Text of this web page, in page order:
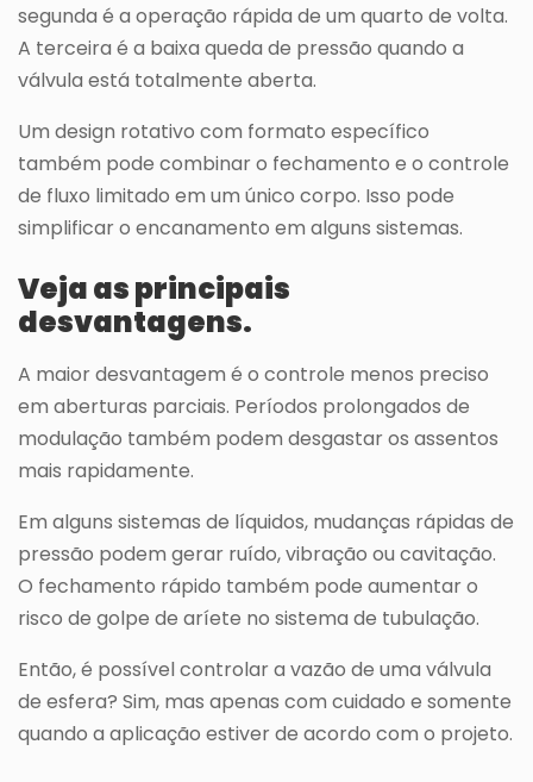
segunda é a operação rápida de um quarto de volta.
A terceira é a baixa queda de pressão quando a
válvula está totalmente aberta.
Um design rotativo com formato específico
também pode combinar o fechamento e o controle
de fluxo limitado em um único corpo. Isso pode
simplificar o encanamento em alguns sistemas.
Veja as principais
desvantagens.
A maior desvantagem é o controle menos preciso
em aberturas parciais. Períodos prolongados de
modulação também podem desgastar os assentos
mais rapidamente.
Em alguns sistemas de líquidos, mudanças rápidas de
pressão podem gerar ruído, vibração ou cavitação.
O fechamento rápido também pode aumentar o
risco de golpe de aríete no sistema de tubulação.
Então, é possível controlar a vazão de uma válvula
de esfera? Sim, mas apenas com cuidado e somente
quando a aplicação estiver de acordo com o projeto.